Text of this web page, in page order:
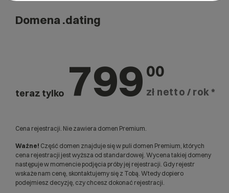
Domena .dating
teraz tylko 799 00
zł netto / rok *
Cena rejestracji. Nie zawiera domen Premium.
Ważne! Część domen znajduje się w puli domen Premium, których
cena rejestracji jest wyższa od standardowej. Wycena takiej domeny
następuje w momencie podjęcia próby jej rejestracji. Gdy rejestr
wskaże nam cenę, skontaktujemy się z Tobą. Wtedy dopiero
podejmiesz decyzję, czy chcesz dokonać rejestracji.